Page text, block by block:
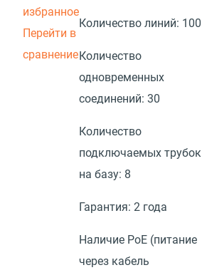
избранное
Перейти в
сравнение
Количество линий: 100
Количество
одновременных
соединений: 30
Количество
подключаемых трубок
на базу: 8
Гарантия: 2 года
Наличие PoE (питание
через кабель